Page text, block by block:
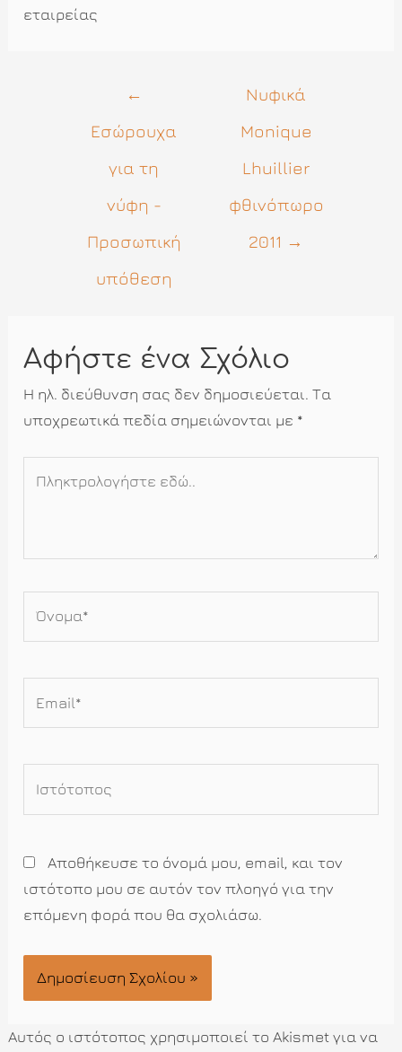
εταιρείας
←
Εσώρουχα
για τη
νύφη -
Προσωπική
υπόθεση
Νυφικά
Monique
Lhuillier
φθινόπωρο
2011 →
Αφήστε ένα Σχόλιο
Η ηλ. διεύθυνση σας δεν δημοσιεύεται. Τα
υποχρεωτικά πεδία σημειώνονται με *
Αποθήκευσε το όνομά μου, email, και τον
ιστότοπο μου σε αυτόν τον πλοηγό για την
επόμενη φορά που θα σχολιάσω.
Αυτός ο ιστότοπος χρησιμοποιεί το Akismet για να